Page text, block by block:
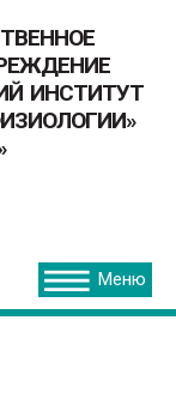
ИНСТИТУТ
Меню